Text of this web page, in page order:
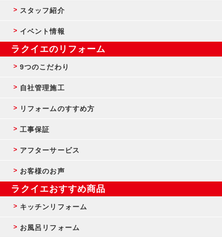
スタッフ紹介
イベント情報
ラクイエのリフォーム
9つのこだわり
自社管理施工
リフォームのすすめ方
工事保証
アフターサービス
お客様のお声
ラクイエおすすめ商品
キッチンリフォーム
お風呂リフォーム